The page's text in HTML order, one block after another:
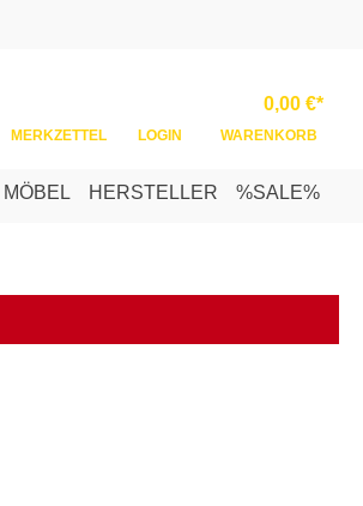
MERKZETTEL LOGIN
0,00 €*
WARENKORB
MÖBEL HERSTELLER %SALE%